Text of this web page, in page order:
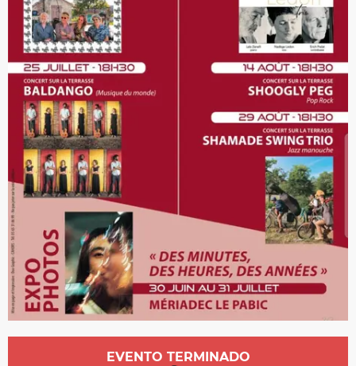
Horarios y datos de contacto
EVENTO TERMINADO